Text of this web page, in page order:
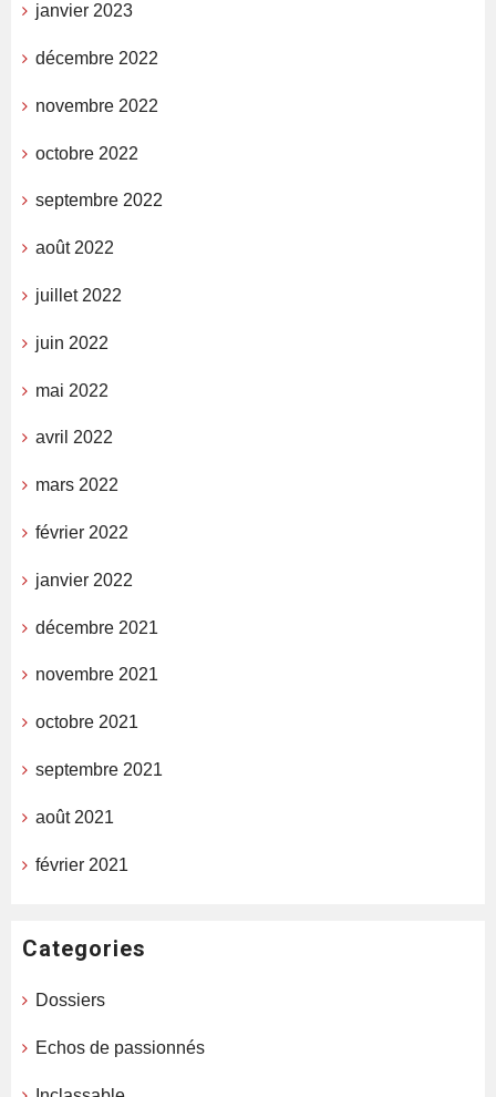
janvier 2023
décembre 2022
novembre 2022
octobre 2022
septembre 2022
août 2022
juillet 2022
juin 2022
mai 2022
avril 2022
mars 2022
février 2022
janvier 2022
décembre 2021
novembre 2021
octobre 2021
septembre 2021
août 2021
février 2021
Categories
Dossiers
Echos de passionnés